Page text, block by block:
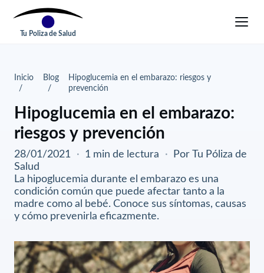
Tu Poliza de Salud
Inicio Blog
Hipoglucemia en el embarazo: riesgos y
prevención
Hipoglucemia en el embarazo:
riesgos y prevención
28/01/2021 · 1 min de lectura ·
Por Tu Póliza de
Salud
La hipoglucemia durante el embarazo es una
condición común que puede afectar tanto a la
madre como al bebé. Conoce sus síntomas, causas
y cómo prevenirla eficazmente.